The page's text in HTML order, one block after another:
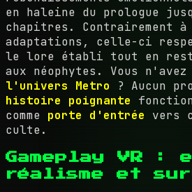
en haleine du prologue
chapitres. Contrairement
adaptations, celle-ci
le lore établi tout en
aux néophytes. Vous
l'univers Metro ? Aucun
histoire poignante
comme porte d'entrée vers
culte.
Gameplay VR :
réalisme et